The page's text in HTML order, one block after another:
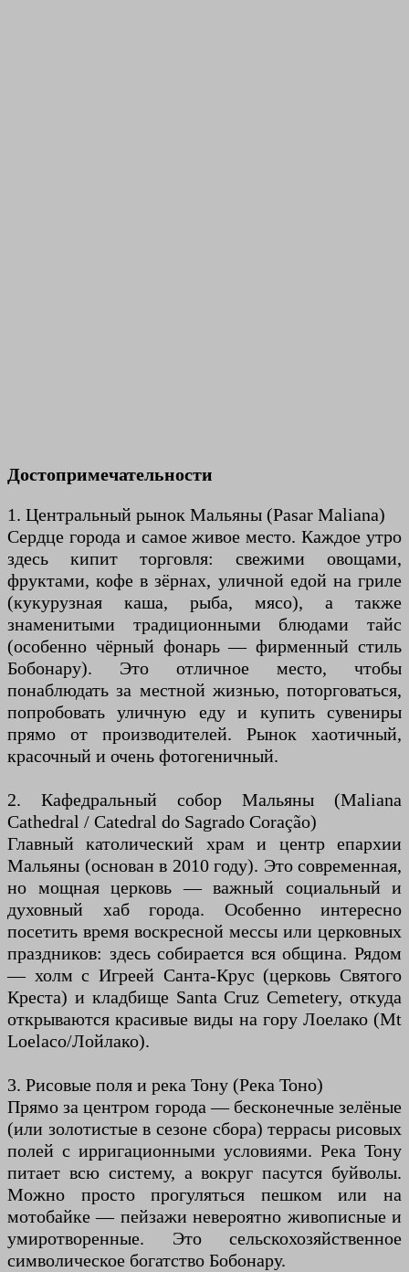
Достопримечательности
1. Центральный рынок Мальяны (Pasar Maliana)
Сердце города и самое живое место. Каждое утро
здесь кипит торговля: свежими овощами,
фруктами, кофе в зёрнах, уличной едой на гриле
(кукурузная каша, рыба, мясо), а также
знаменитыми традиционными блюдами тайс
(особенно чёрный фонарь — фирменный стиль
Бобонару). Это отличное место, чтобы
понаблюдать за местной жизнью, поторговаться,
попробовать уличную еду и купить сувениры
прямо от производителей. Рынок хаотичный,
красочный и очень фотогеничный.
2. Кафедральный собор Мальяны (Maliana
Cathedral / Catedral do Sagrado Coração)
Главный католический храм и центр епархии
Мальяны (основан в 2010 году). Это современная,
но мощная церковь — важный социальный и
духовный хаб города. Особенно интересно
посетить время воскресной мессы или церковных
праздников: здесь собирается вся община. Рядом
— холм с Игреей Санта-Крус (церковь Святого
Креста) и кладбище Santa Cruz Cemetery, откуда
открываются красивые виды на гору Лоелако (Mt
Loelaco/Лойлако).
3. Рисовые поля и река Тону (Река Тоно)
Прямо за центром города — бесконечные зелёные
(или золотистые в сезоне сбора) террасы рисовых
полей с ирригационными условиями. Река Тону
питает всю систему, а вокруг пасутся буйволы.
Можно просто прогуляться пешком или на
мотобайке — пейзажи невероятно живописные и
умиротворенные. Это сельскохозяйственное
символическое богатство Бобонару.